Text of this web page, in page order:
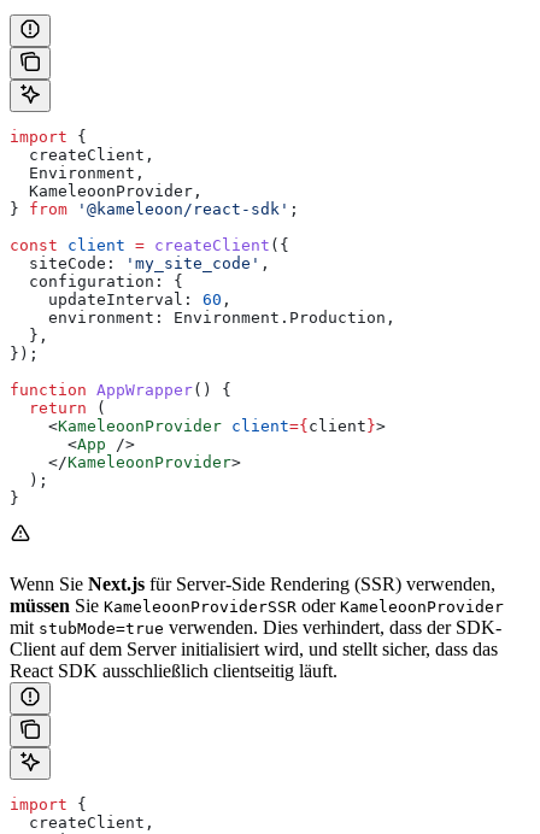
import {
  createClient
,
  Environment
,
  KameleoonProvider
,
} from '@kameleoon/react-sdk' ;
const client = createClient ({
  siteCode:
'my_site_code' ,
  configuration:
{
    updateInterval:
60 ,
    environment:
Environment . Production ,
  },
});
function AppWrapper() {
  return
(
    <
KameleoonProvider client={client}>
      <
App />
    </
KameleoonProvider>
  );
}
Wenn Sie Next.js für Server-Side Rendering (SSR) verwenden,
müssen Sie KameleoonProviderSSR oder KameleoonProvider
mit stubMode=true verwenden. Dies verhindert, dass der SDK-
Client auf dem Server initialisiert wird, und stellt sicher, dass das
React SDK ausschließlich clientseitig läuft.
import {
  createClient
,